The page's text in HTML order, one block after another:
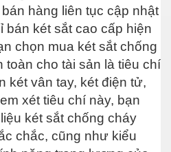
hàng liên tục cập nhật
bán két sắt cao cấp hiện
chọn mua két sắt chống
cho tài sản là tiêu chí
két vân tay, két điện tử,
xét tiêu chí này, bạn
két sắt chống cháy
chắc, cũng như kiểu